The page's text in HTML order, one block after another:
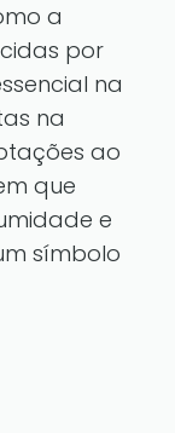
a
por
na
na
ao
que
e
símbolo